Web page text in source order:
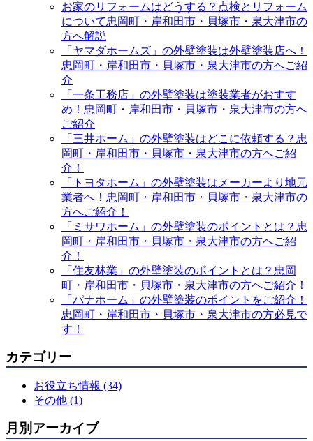
お家のリフォームはどうする？点検とリフォーム
について忠岡町・岸和田市・貝塚市・泉大津市の
方へ解説
「ヤマダホームズ」の外壁塗装は外壁塗装店へ！
忠岡町・岸和田市・貝塚市・泉大津市の方へご紹
介
「一条工務店」の外壁塗装は塗装業者がおすす
め！忠岡町・岸和田市・貝塚市・泉大津市の方へ
ご紹介
「三井ホーム」の外壁塗装はどこに依頼する？忠
岡町・岸和田市・貝塚市・泉大津市の方へご紹
介！
「トヨタホーム」の外壁塗装はメーカーより地元
業者へ！忠岡町・岸和田市・貝塚市・泉大津市の
方へご紹介！
「ミサワホーム」の外壁塗装のポイントとは？忠
岡町・岸和田市・貝塚市・泉大津市の方へご紹
介！
「住友林業」の外壁塗装のポイントとは？忠岡
町・岸和田市・貝塚市・泉大津市の方へご紹介！
「パナホーム」の外壁塗装のポイントをご紹介！
忠岡町・岸和田市・貝塚市・泉大津市の方必見で
す！
カテゴリー
お役立ち情報 (34)
その他 (1)
月別アーカイブ